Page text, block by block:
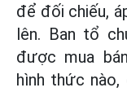
để đối chiếu,
lên. Ban tổ
được mua
hình thức